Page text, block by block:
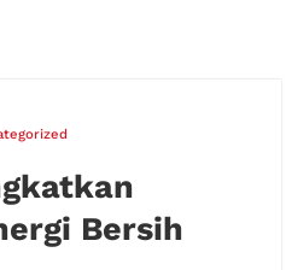
Bersih